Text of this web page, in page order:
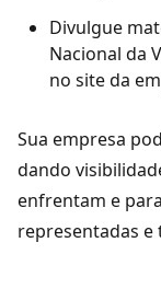
Divulgue
Nacional da
no site da
Sua empresa
dando
enfrentam e
representadas e